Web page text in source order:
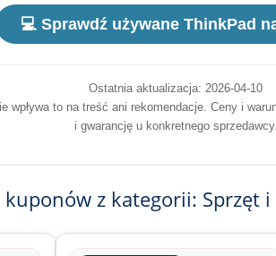
💻 Sprawdź używane ThinkPad
Ostatnia aktualizacja: 2026-04-10
wpływa to na treść ani rekomendacje. Ceny i
i gwarancję u konkretnego sprzedawcy.
kuponów z kategorii: Sprzęt